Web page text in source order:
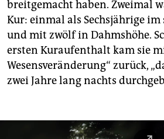
breitgemacht haben. Zweimal
Kur: einmal als Sechsjährige im
und mit zwölf in Dahmshöhe.
ersten Kuraufenthalt kam sie
Wesensveränderung“ zurück,
zwei Jahre lang nachts